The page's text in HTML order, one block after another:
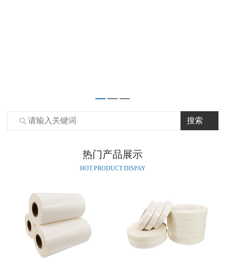
热门产品展示
HOT PRODUCT DISPAY